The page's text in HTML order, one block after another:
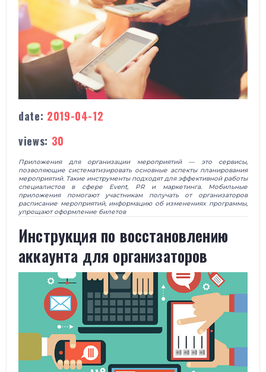
date: 2019-04-12
views: 30
Приложения для организации мероприятий — это сервисы,
позволяющие систематизировать основные аспекты планирования
мероприятий. Такие инструменты подходят для эффективной работы
специалистов в сфере Event, PR и маркетинга. Мобильные
приложения помогают участникам получать от организаторов
расписание мероприятий, информацию об изменениях программы,
упрощают оформление билетов
Инструкция по восстановлению
аккаунта для организаторов